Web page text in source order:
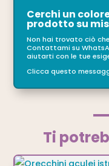
Cerchi un
prodotto su
Non hai trovato ciò
Contattami su
aiutarti con le tue
Clicca questo
Ti